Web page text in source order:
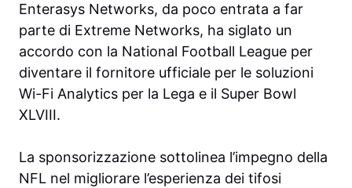
Enterasys Networks, da poco entrata a far
parte di Extreme Networks, ha siglato un
accordo con la National Football League per
diventare il fornitore ufficiale per le soluzioni
Wi-Fi Analytics per la Lega e il Super Bowl
XLVIII.
La sponsorizzazione sottolinea l’impegno della
NFL nel migliorare l’esperienza dei tifosi